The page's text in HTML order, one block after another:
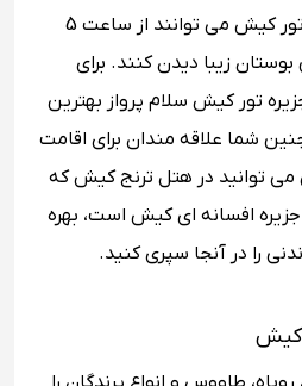
می ‌شود، بروید. مسافران تور کیش می توانند از ساعت 5
شب از این بوستان زیبا دیدن کنند. برای
تور کیش سلام پرواز بهترین
شما علاقه مندان برای اقامت
‌توانید در هتل ترنج کیش که
افسانه‌ ای کیش است، بهره
را در آنجا سپری کنید.
کیش